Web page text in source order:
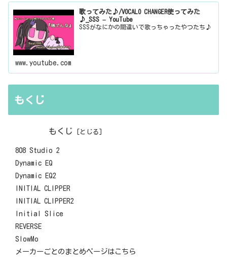
歌ってみた♪/VOCALO CHANGER使ってみた
♪_SSS – YouTube
SSSがなにかの間違いで歌っちゃったやつたち♪
www.youtube.com
もくじ
もくじ
808 Studio 2
Dynamic EQ
Dynamic EQ2
INITIAL CLIPPER
INITIAL CLIPPER2
Initial Slice
REVERSE
SlowMo
メーカーごとのまとめページはこちら